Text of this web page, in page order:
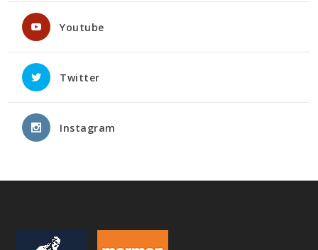
Youtube
Twitter
Instagram